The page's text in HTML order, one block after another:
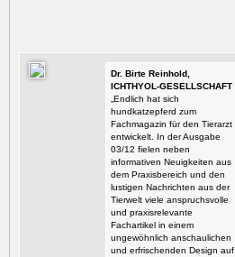
Dr. Birte Reinhold,
ICHTHYOL-GESELLSCHAFT
„Endlich hat sich
hundkatzepferd zum
Fachmagazin für den Tierarzt
entwickelt. In der Ausgabe
03/12 fielen neben
informativen Neuigkeiten aus
dem Praxisbereich und den
lustigen Nachrichten aus der
Tierwelt viele anspruchsvolle
und praxisrelevante
Fachartikel in einem
ungewöhnlich anschaulichen
und erfrischenden Design auf.